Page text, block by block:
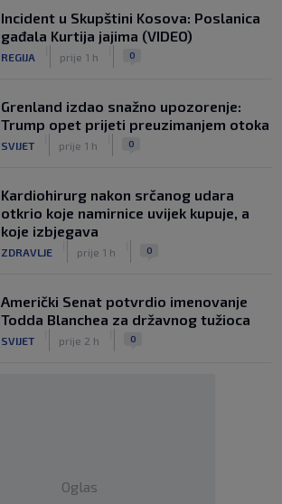
Incident u Skupštini Kosova: Poslanica
gađala Kurtija jajima (VIDEO)
REGIJA prije 1 h 0
Grenland izdao snažno upozorenje:
Trump opet prijeti preuzimanjem otoka
SVIJET prije 1 h 0
Kardiohirurg nakon srčanog udara
otkrio koje namirnice uvijek kupuje, a
koje izbjegava
ZDRAVLJE prije 1 h 0
Američki Senat potvrdio imenovanje
Todda Blanchea za državnog tužioca
SVIJET prije 2 h 0
Oglas